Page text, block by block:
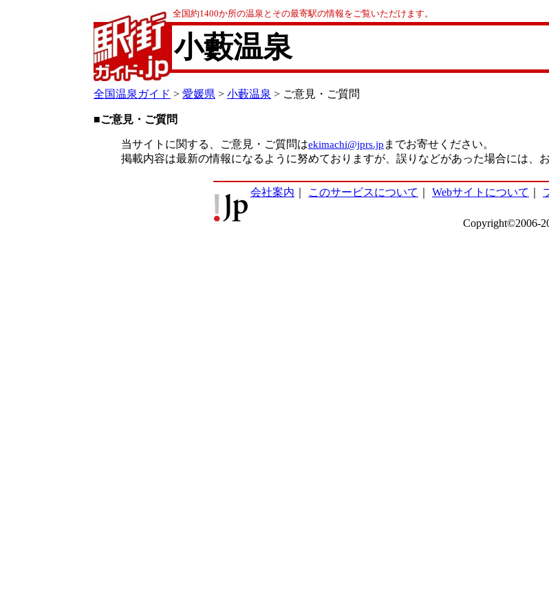
全国約1400か所の温泉とその最寄駅の情報をご覧いただけます。
小藪温泉
全国温泉ガイド > 愛媛県 > 小藪温泉 > ご意見・ご質問
■ご意見・ご質問
当サイトに関する、ご意見・ご質問はekimachi@jprs.jp までお寄せください。
掲載内容は最新の情報になるように努めておりますが、誤りなどがあった場合には、
会社案内 このサービスについて Webサイトについて
Copyright©2006-